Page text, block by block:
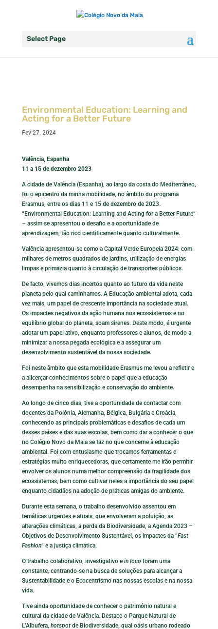
Select Page
Environmental Education: Learning and
Acting for a Better Future
Fev 27, 2024
Valência, Espanha
11 a 15 de dezembro 2023
A cidade de Valência (Espanha), ao largo da costa do Mediterrâneo,
foi o epicentro da minha mobilidade, no âmbito do programa
Erasmus, entre os dias 11 e 15 de dezembro de 2023.
“Environmental Education: Learning and Acting for a Better Future”
– assim se apresentou o desafio e a oportunidade de
aprendizagem, tão rico cientificamente quanto culturalmente.
Valência apresentou-se como a Capital Verde Europeia 2024: com
milhares de metros quadrados de jardins, utilização de energias
limpas e primazia quanto à circulação de transportes públicos.
De facto, vivemos dias incertos quanto ao futuro da vida neste
planeta pelo qual caminhamos. A Educação ambiental adota, cada
vez mais, um papel de crescente importância na sociedade atual.
Os impactes negativos da ação humana nos ecossistemas e no
equilíbrio global do planeta, soam sirenes. Deste modo, é urgente
adotar um papel ativo, enquanto professores e alunos, de modo a
minimizar a nossa pegada ecológica e a assegurar um
desenvolvimento sustentável da nossa sociedade.
Foi neste âmbito que esta mobilidade Erasmus me levou a refletir e
a alicerçar conhecimentos sobre o papel que a educação
desempenha na sensibilização e conservação do ambiente.
Ao longo de cinco dias, tive a oportunidade de contactar com
docentes da Polónia, Alemanha, Bélgica, Bulgária e Croácia,
conhecendo as principais problemáticas e desafios de cada um
desses países e das suas escolas, bem como dar a conhecer o que
no Colégio Novo da Maia se faz no que concerne à educação
ambiental. Foi com entusiasmo que trocamos ferramentas e
estratégias muito enriquecedoras, que certamente me irão permitir
envolver os alunos numa melhor compreensão da fragilidade dos
ecossistemas, bem como cultivar neles a importância do seu papel
enquanto cidadãos na adoção de práticas amigas do ambiente.
Durante esta semana, o trabalho desenvolvido assentou em
temáticas urgentes e atuais, que envolveram a poluição, as
alterações climáticas, a perda da Biodiversidade, a Agenda 2023 –
Objetivos de Desenvolvimento Sustentável, os impactes da “Fast
Fashion” e a justiça climática.
O trabalho colaborativo, investigativo e in loco foram uma
constante, centrando-se na busca de soluções para alcançar a
Sustentabilidade e o Ecocentrismo nas nossas escolas e na nossa
vida.
Tive ainda oportunidade de conhecer o património natural e
cultural da cidade de Valência. Destaco o Parque Natural de
L’Albufera, hotspot de Biodiversidade, qual oásis urbano rodeado